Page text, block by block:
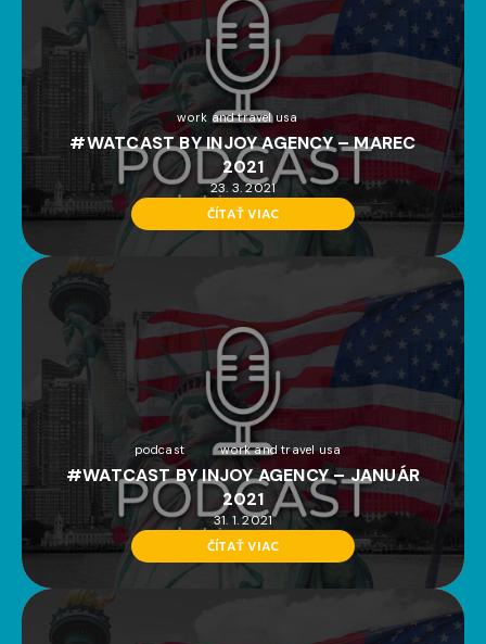
work and travel usa
#WATCAST BY INJOY AGENCY – MAREC
2021
23. 3. 2021
ČÍTAŤ VIAC
podcast work and travel usa
#WATCAST BY INJOY AGENCY – JANUÁR
2021
31. 1. 2021
ČÍTAŤ VIAC